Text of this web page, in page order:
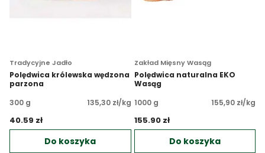
Tradycyjne Jadło
Polędwica królewska wędzona
parzona
300 g
135,30 zł/kg
40.59 zł
Do koszyka
Zakład Mięsny Wasąg
Polędwica naturalna EKO
Wasąg
1000 g
155,90 zł/kg
155.90 zł
Do koszyka